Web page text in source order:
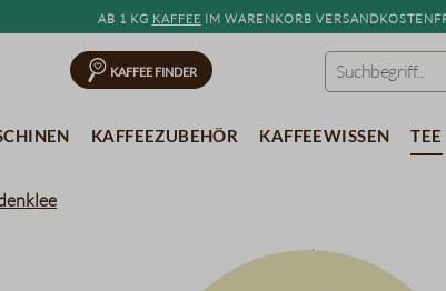
springenAb 1 kg Kaffee im Warenkorb
Kaffee Finder
Kaffeezubehör Kaffeewissen Tee